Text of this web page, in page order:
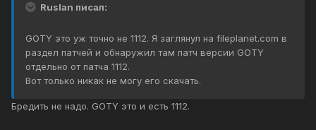
Ruslan писал:
GOTY это уж точно не 1112. Я заглянул на fileplanet.com в
раздел патчей и обнаружил там патч версии GOTY
отдельно от патча 1112.
Вот только никак не могу его скачать.
Бредить не надо. GOTY это и есть 1112.